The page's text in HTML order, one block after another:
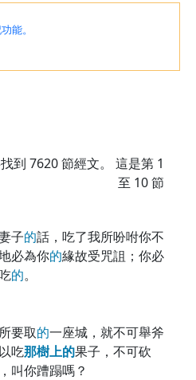
能。
到 7620節經文。 這是第 1
至 10 節
子的話，吃了我所吩咐你不
必為你的緣故受咒詛；你必
的。
要取的一座城，就不可舉斧
吃那樹上的果子，不可砍
叫你蹧蹋嗎？